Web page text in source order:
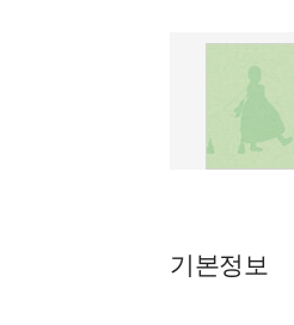
기본정보